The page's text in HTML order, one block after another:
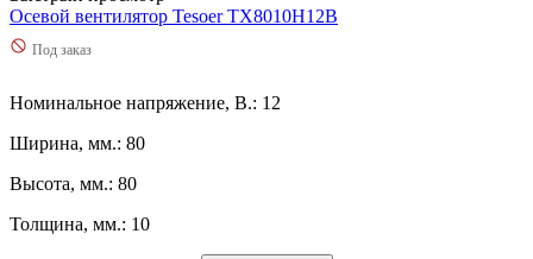
Осевой вентилятор Tesoer TX8010H12B
Под заказ
Номинальное напряжение, В.: 12
Ширина, мм.: 80
Высота, мм.: 80
Толщина, мм.: 10